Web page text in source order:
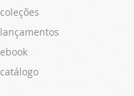
coleções
lançamentos
ebook
catálogo